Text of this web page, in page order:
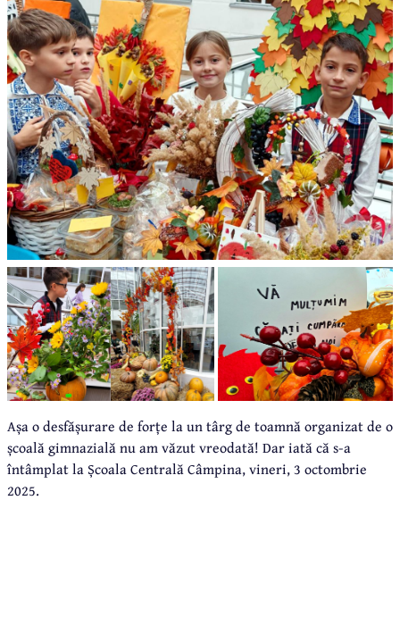
Așa o desfășurare de forțe la un târg de toamnă organizat de o
școală gimnazială nu am văzut vreodată! Dar iată că s-a
întâmplat la Școala Centrală Câmpina, vineri, 3 octombrie
2025.